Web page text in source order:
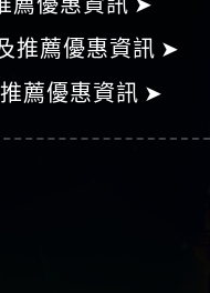
推薦優惠資訊 ➤
薦優惠資訊 ➤